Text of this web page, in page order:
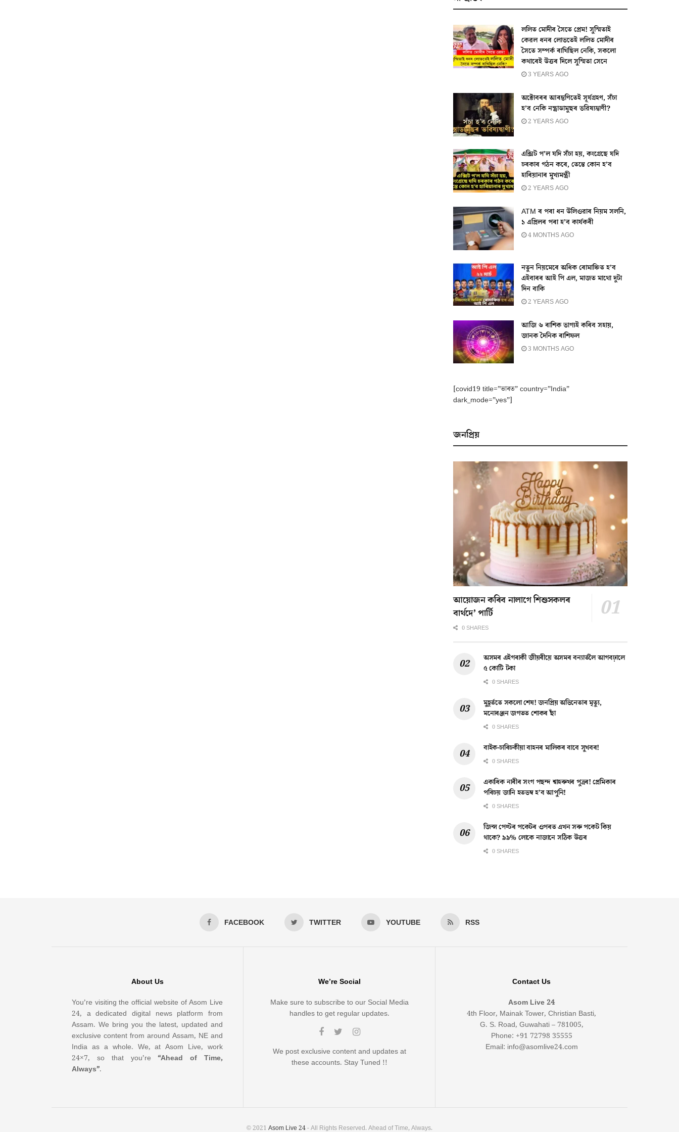
ললিত মোদীৰ সৈতে প্ৰেম! সুস্মিতাই
কেৱল ধনৰ লোভতেই ললিত মোদীৰ
সৈতে সম্পৰ্ক ৰাখিছিল নেকি, সকলো
কথাৰেই উত্তৰ দিলে সুস্মিতা সেনে
3 YEARS AGO
অক্টোবৰৰ আৰম্ভণিতেই সূৰ্যগ্ৰহণ, সঁচা
হ’ব নেকি নস্ত্ৰাডামুছৰ ভৱিষ্যদ্বাণী?
2 YEARS AGO
এক্সিট প’ল যদি সঁচা হয়, কংগ্ৰেছে যদি
চৰকাৰ গঠন কৰে, তেন্তে কোন হ’ব
হাৰিয়ানাৰ মুখ্যমন্ত্ৰী
2 YEARS AGO
ATM ৰ পৰা ধন উলিওৱাৰ নিয়ম সলনি,
১ এপ্ৰিলৰ পৰা হ’ব কাৰ্যকৰী
4 MONTHS AGO
নতুন নিয়মেৰে অধিক ৰোমাঞ্চিত হ’ব
এইবাৰৰ আই পি এল, মাজত মাথো দুটা
দিন বাকি
2 YEARS AGO
আজি ৬ ৰাশিক ভাগ্যই কৰিব সহায়,
জানক দৈনিক ৰাশিফল
3 MONTHS AGO
[covid19 title=”ভাৰত” country=”India”
dark_mode=”yes”]
জনপ্ৰিয়
আয়োজন কৰিব নালাগে শিশুসকলৰ
বাৰ্থদে’ পাৰ্টি
0 SHARES
অসমৰ এইগৰাকী জীয়ৰীয়ে অসমৰ বন্যাৰ্তলৈ আগবঢ়ালে
৫ কোটি টকা
0 SHARES
মুহূৰ্ততে সকলো শেষ! জনপ্ৰিয় অভিনেতাৰ মৃত্যু,
মনোৰঞ্জন জগতত শোকৰ ছাঁ
0 SHARES
বাইক-চাৰিচকীয়া বাহনৰ মালিকৰ বাবে সুখবৰ!
0 SHARES
একাধিক নাৰীৰ সংগ পছন্দ শ্বাহৰুখৰ পুত্ৰৰ! প্ৰেমিকাৰ
পৰিচয় জানি হতভম্ব হ’ব আপুনি!
0 SHARES
জিন্স পেণ্টৰ পকেটৰ ওপৰত এখন সৰু পকেট কিয়
থাকে? ৯৯% লোকে নাজানে সঠিক উত্তৰ
0 SHARES
FACEBOOK TWITTER YOUTUBE RSS
About Us
You’re visiting the official website of Asom Live
24, a dedicated digital news platform from
Assam. We bring you the latest, updated and
exclusive content from around Assam, NE and
India as a whole. We, at Asom Live, work
24×7, so that you’re“Ahead of Time,
Always”.
We’re Social
Make sure to subscribe to our Social Media
handles to get regular updates.
We post exclusive content and updates at
these accounts. Stay Tuned !!
Contact Us
Asom Live 24
4th Floor, Mainak Tower, Christian Basti,
G. S. Road, Guwahati – 781005,
Phone: +91 72798 35555
Email: info@asomlive24.com
© 2021 Asom Live 24- All Rights Reserved. Ahead of Time, Always.